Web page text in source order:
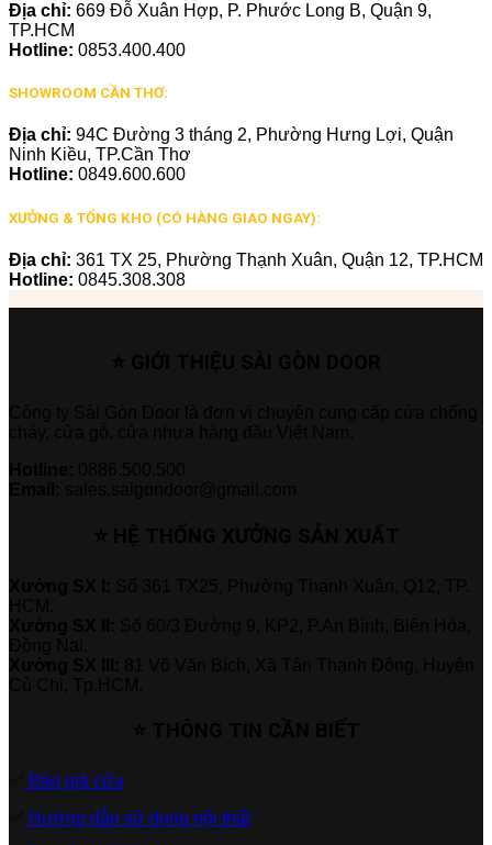
Địa chỉ: 669 Đỗ Xuân Hợp, P. Phước Long B, Quận 9,
TP.HCM
Hotline: 0853.400.400
SHOWROOM CẦN THƠ:
Địa chỉ: 94C Đường 3 tháng 2, Phường Hưng Lợi, Quận
Ninh Kiều, TP.Cần Thơ
Hotline: 0849.600.600
XƯỞNG & TỔNG KHO (CÓ HÀNG GIAO NGAY):
Địa chỉ: 361 TX 25, Phường Thạnh Xuân, Quận 12, TP.HCM
Hotline: 0845.308.308
Báo giá cửa
Hướng dẫn sử dụng nội thất